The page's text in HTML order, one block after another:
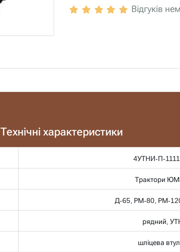
Відгуків
Технічні характеристики
4УТНИ-П-
Трактори
Д-65, РМ-80, РМ-
рядний,
шліцева